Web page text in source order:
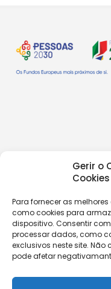
Gerir o
Cookies
Para fornecer as
como cookies para
dispositivo. Consentir
processar dados, como
exclusivos neste site.
pode afetar
Copyright © 2026 |
Política de Privacidade|